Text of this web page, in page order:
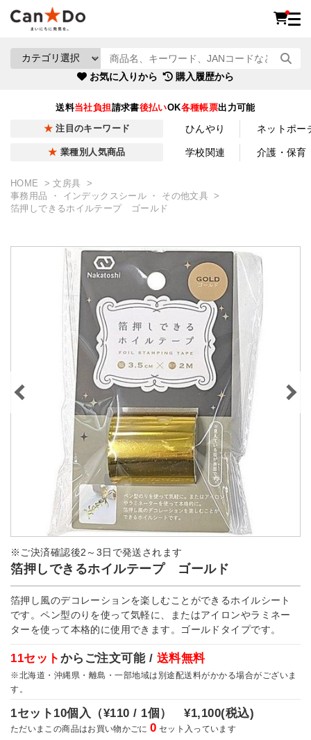
お気に入りから 購入履歴から
送料当社負担請求書後払いOK各種帳票出力可能
注目のキーワード ひんやり ネットポー
業種別人気商品 学校関連 介護・保育
HOME
文房具
事務用品 ・ インデックスシール ・ その他文具
箔押しできるホイルテープ ゴールド
※ご決済確認後2～3日で発送されます
箔押しできるホイルテープ ゴールド
箔押し風のデコレーションを楽しむことができるホイルシート
です。ペン型のりを使って気軽に、またはアイロンやラミネー
ターを使って本格的に使用できます。ゴールドタイプです。
11セット からご注文可能 / 送料無料
※北海道・沖縄県・離島・一部地域は別途配送料がかかる場合がございま
す。
1セット10個入（¥110 / 1個）¥1,100(税込)
ただいまこの商品はお買い物かごに0 セット入っています